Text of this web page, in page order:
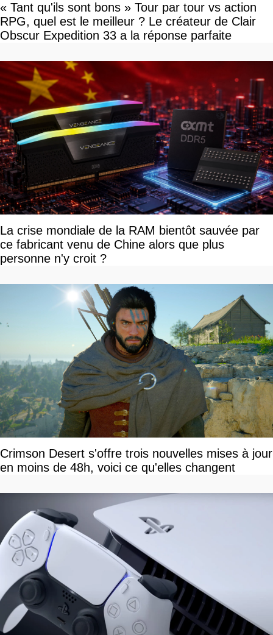
« Tant qu'ils sont bons » Tour par tour vs action
RPG, quel est le meilleur ? Le créateur de Clair
Obscur Expedition 33 a la réponse parfaite
La crise mondiale de la RAM bientôt sauvée par
ce fabricant venu de Chine alors que plus
personne n'y croit ?
Crimson Desert s'offre trois nouvelles mises à jour
en moins de 48h, voici ce qu'elles changent